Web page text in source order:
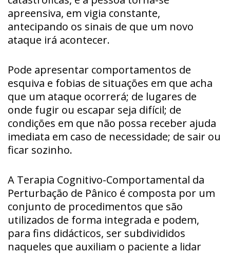
apreensiva, em vigia constante,
antecipando os sinais de que um novo
ataque irá acontecer.
Pode apresentar comportamentos de
esquiva e fobias de situações em que acha
que um ataque ocorrerá; de lugares de
onde fugir ou escapar seja difícil; de
condições em que não possa receber ajuda
imediata em caso de necessidade; de sair ou
ficar sozinho.
A Terapia Cognitivo-Comportamental da
Perturbação de Pânico é composta por um
conjunto de procedimentos que são
utilizados de forma integrada e podem,
para fins didácticos, ser subdivididos
naqueles que auxiliam o paciente a lidar